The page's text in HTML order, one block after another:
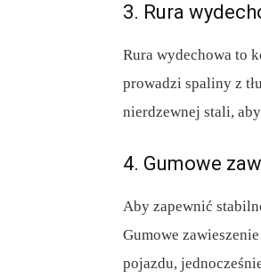
3. Rura
Rura wydechowa to
prowadzi spaliny z
nierdzewnej stali,
4. Gumowe
Aby zapewnić
Gumowe
pojazdu,